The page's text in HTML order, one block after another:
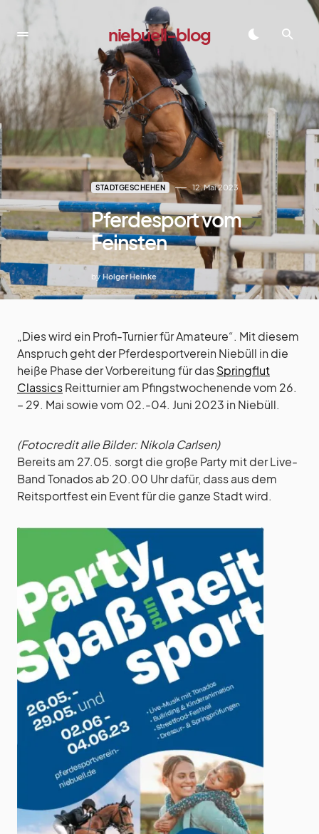
niebuell-blog
dadadada
STADTGESCHEHEN 12. Mai 2023
Pferdesport vom
Feinsten
by Holger Heinke
„Dies wird ein Profi-Turnier für Amateure“. Mit diesem
Anspruch geht der Pferdesportverein Niebüll in die
heiße Phase der Vorbereitung für dasSpringflut
ClassicsReitturnier am Pfingstwochenende vom 26.
– 29. Mai sowie vom 02.-04. Juni 2023 in Niebüll.
(Fotocredit alle Bilder: Nikola Carlsen)
Bereits am 27.05. sorgt die große Party mit der Live-
Band Tonados ab 20.00 Uhr dafür, dass aus dem
Reitsportfest ein Event für die ganze Stadt wird.